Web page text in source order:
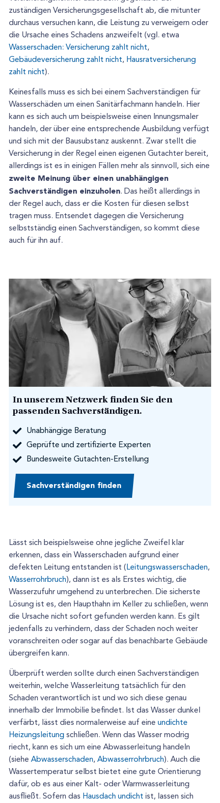
zuständigen Versicherungsgesellschaft ab, die mitunter
durchaus versuchen kann, die Leistung zu verweigern oder
die Ursache eines Schadens anzweifelt (vgl. etwa
Wasserschaden: Versicherung zahlt nicht,
Gebäudeversicherung zahlt nicht, Hausratversicherung
zahlt nicht).
Keinesfalls muss es sich bei einem Sachverständigen für
Wasserschäden um einen Sanitärfachmann handeln. Hier
kann es sich auch um beispielsweise einen Innungsmaler
handeln, der über eine entsprechende Ausbildung verfügt
und sich mit der Bausubstanz auskennt. Zwar stellt die
Versicherung in der Regel einen eigenen Gutachter bereit,
allerdings ist es in einigen Fällen mehr als sinnvoll, sich eine
zweite Meinung über einen unabhängigen
Sachverständigen einzuholen. Das heißt allerdings in
der Regel auch, dass er die Kosten für diesen selbst
tragen muss. Entsendet dagegen die Versicherung
selbstständig einen Sachverständigen, so kommt diese
auch für ihn auf.
In unserem Netzwerk finden Sie den
passenden Sachverständigen.
Unabhängige Beratung
Geprüfte und zertifizierte Experten
Bundesweite Gutachten-Erstellung
Sachverständigen finden
Lässt sich beispielsweise ohne jegliche Zweifel klar
erkennen, dass ein Wasserschaden aufgrund einer
defekten Leitung entstanden ist ( Leitungswasserschaden,
Wasserrohrbruch), dann ist es als Erstes wichtig, die
Wasserzufuhr umgehend zu unterbrechen. Die sicherste
Lösung ist es, den Haupthahn im Keller zu schließen, wenn
die Ursache nicht sofort gefunden werden kann. Es gilt
jedenfalls zu verhindern, dass der Schaden noch weiter
voranschreiten oder sogar auf das benachbarte Gebäude
übergreifen kann.
Überprüft werden sollte durch einen Sachverständigen
weiterhin, welche Wasserleitung tatsächlich für den
Schaden verantwortlich ist und wo sich diese genau
innerhalb der Immobilie befindet. Ist das Wasser dunkel
verfärbt, lässt dies normalerweise auf eine undichte
Heizungsleitung schließen. Wenn das Wasser modrig
riecht, kann es sich um eine Abwasserleitung handeln
(siehe Abwasserschaden, Abwasserrohrbruch). Auch die
Wassertemperatur selbst bietet eine gute Orientierung
dafür, ob es aus einer Kalt- oder Warmwasserleitung
ausfließt. Sofern das Hausdach undicht ist, lassen sich